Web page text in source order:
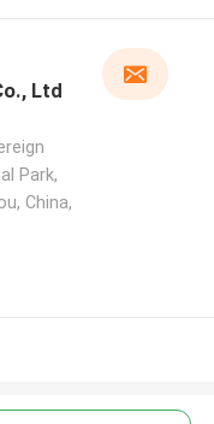
Ltd
Park,
China,